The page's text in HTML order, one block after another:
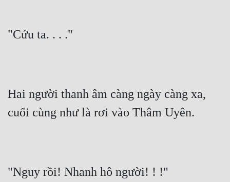
"Cứu ta. . . ."
Hai người thanh âm càng ngày càng xa,
cuối cùng như là rơi vào Thâm Uyên.
"Nguy rồi! Nhanh hô người! ! !"